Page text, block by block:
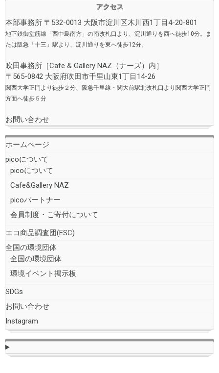
アクセス
本部事務所 〒532-0013 大阪市淀川区木川西1丁目4-20-801
地下鉄御堂筋線「西中島南方」の南改札口より、淀川通りを西へ徒歩10分。ま
たは阪急「十三」駅より、淀川通りを東へ徒歩12分。
吹田事務所［Cafe & Gallery NAZ（ナーズ） 内］
〒565-0842 大阪府吹田市千里山東1丁目14-26
関西大学正門より徒歩２分、阪急千里線・関大前駅北改札口より関西大学正門
方面へ徒歩５分
お問い合わせ
ホームページ
picoについて
picoについて
Cafe&Gallery NAZ
picoパートナー
会員制度・ご寄付について
エコ商品調査団(ESC)
全国の環境団体
全国の環境団体
環境イベント掲示板
SDGs
お問い合わせ
Instagram